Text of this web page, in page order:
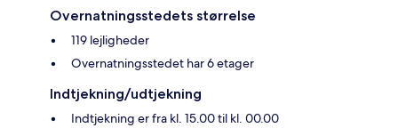
Overnatningsstedets størrelse
119 lejligheder
Overnatningsstedet har 6 etager
Indtjekning/udtjekning
Indtjekning er fra kl. 15.00 til kl. 00.00